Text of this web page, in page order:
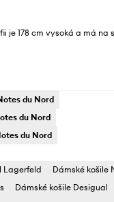
je 178 cm vysoká a má na
du Nord
du Nord
du Nord
Lagerfeld
Dámské košile
Dámské košile Desigual